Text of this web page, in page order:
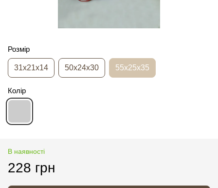
Розмір
31х21х14 50х24х30 55х25х35
Колір
В наявності
228 грн